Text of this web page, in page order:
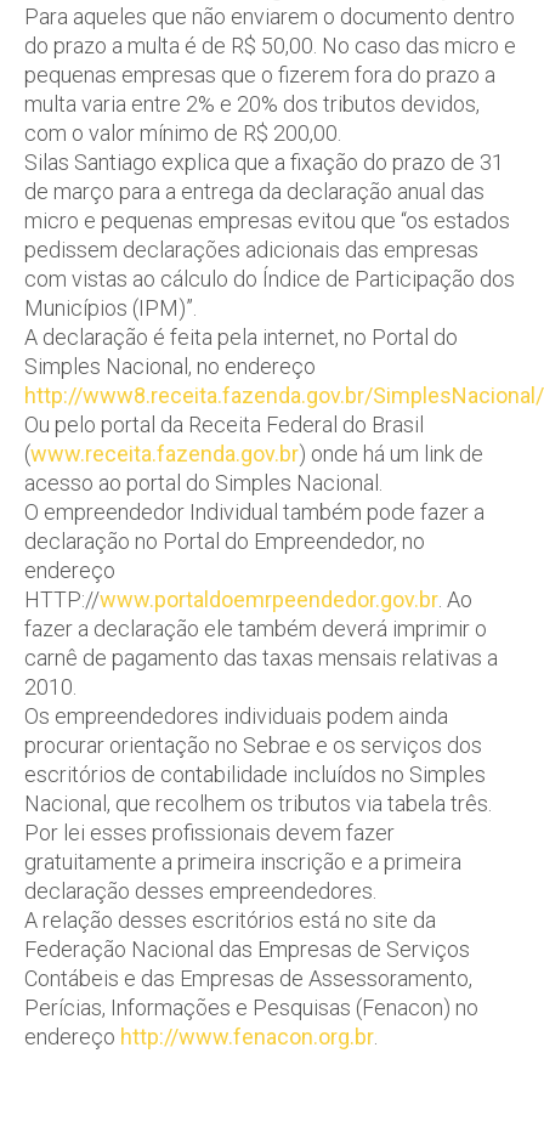
Para aqueles que não enviarem o documento dentro
do prazo a multa é de R$ 50,00. No caso das micro e
pequenas empresas que o fizerem fora do prazo a
multa varia entre 2% e 20% dos tributos devidos,
com o valor mínimo de R$ 200,00.
Silas Santiago explica que a fixação do prazo de 31
de março para a entrega da declaração anual das
micro e pequenas empresas evitou que “os estados
pedissem declarações adicionais das empresas
com vistas ao cálculo do Índice de Participação dos
Municípios (IPM)”.
A declaração é feita pela internet, no Portal do
Simples Nacional, no endereço
http://www8.receita.fazenda.gov.br/SimplesNacional/
Ou pelo portal da Receita Federal do Brasil
(www.receita.fazenda.gov.br) onde há um link de
acesso ao portal do Simples Nacional.
O empreendedor Individual também pode fazer a
declaração no Portal do Empreendedor, no
endereço
HTTP://www.portaldoemrpeendedor.gov.br . Ao
fazer a declaração ele também deverá imprimir o
carnê de pagamento das taxas mensais relativas a
2010.
Os empreendedores individuais podem ainda
procurar orientação no Sebrae e os serviços dos
escritórios de contabilidade incluídos no Simples
Nacional, que recolhem os tributos via tabela três.
Por lei esses profissionais devem fazer
gratuitamente a primeira inscrição e a primeira
declaração desses empreendedores.
A relação desses escritórios está no site da
Federação Nacional das Empresas de Serviços
Contábeis e das Empresas de Assessoramento,
Perícias, Informações e Pesquisas (Fenacon) no
endereço http://www.fenacon.org.br